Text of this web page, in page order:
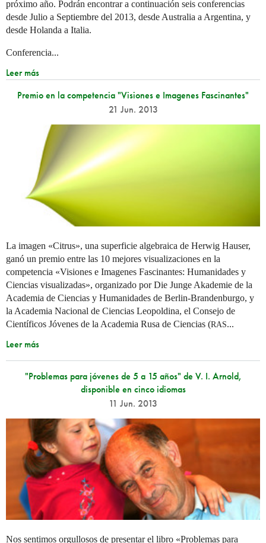
próximo año. Podrán encontrar a continuación seis conferencias
desde Julio a Septiembre del 2013, desde Australia a Argentina, y
desde Holanda a Italia.
Conferencia...
Leer más
Premio en la competencia "Visiones e Imagenes Fascinantes"
21 Jun. 2013
La imagen «Citrus», una superficie algebraica de Herwig Hauser,
ganó un premio entre las 10 mejores visualizaciones en la
competencia «Visiones e Imagenes Fascinantes: Humanidades y
Ciencias visualizadas», organizado por Die Junge Akademie de la
Academia de Ciencias y Humanidades de Berlin-Brandenburgo, y
la Academia Nacional de Ciencias Leopoldina, el Consejo de
Científicos Jóvenes de la Academia Rusa de Ciencias (RAS...
Leer más
"Problemas para jóvenes de 5 a 15 años" de V. I. Arnold,
disponible en cinco idiomas
11 Jun. 2013
Nos sentimos orgullosos de presentar el libro «Problemas para